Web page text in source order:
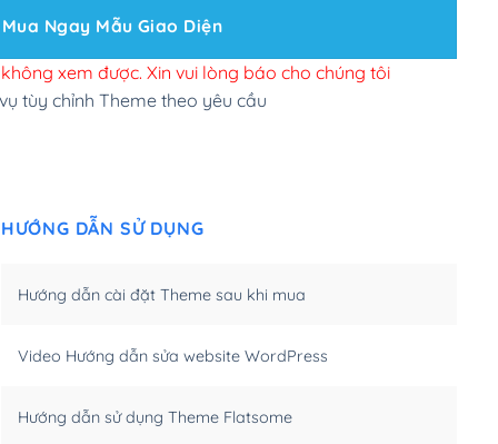
site Wordpress(+100,000₫)
đăng web(+300,000₫)
tuỳ chọn (+2,000,000₫)
(+450,000₫)
(+950,000₫)
Mua Ngay Mẫu Giao Diện
xem được. Xin vui lòng báo cho chúng tôi
tùy chỉnh Theme theo yêu cầu
HƯỚNG DẪN SỬ DỤNG
Hướng dẫn cài đặt Theme sau khi mua
Video Hướng dẫn sửa website WordPress
Hướng dẫn sử dụng Theme Flatsome